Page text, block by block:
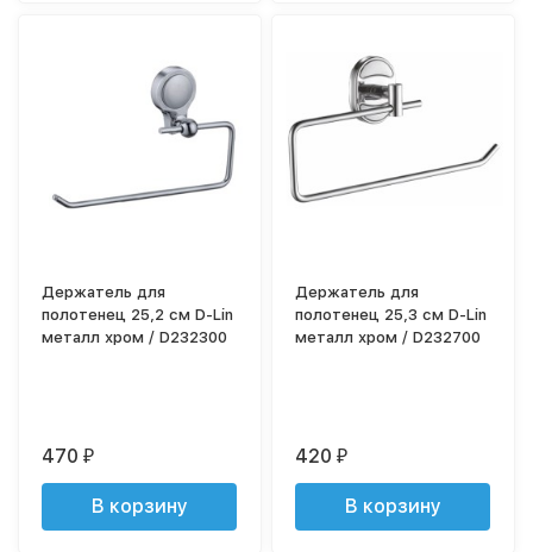
Держатель для
полотенец 25,2 см D-Lin
металл хром / D232300
470₽
В корзину
Держатель для
полотенец 25,3 см D-Lin
металл хром / D232700
420₽
В корзину